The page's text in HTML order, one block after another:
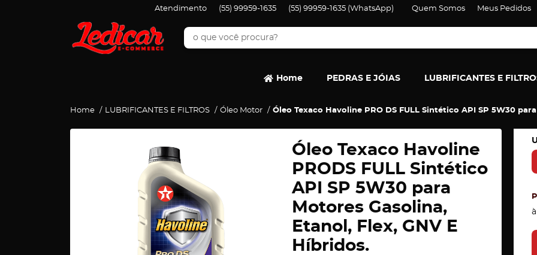
Quem Somos Meus Pedidos
Atendimento (55) 99959-1635 (55) 99959-1635 (WhatsApp)
Home PEDRAS E JÓIAS LUBRIFICANTES E
Home LUBRIFICANTES E FILTROS Óleo Motor Óleo Texaco Havoline PRO DS FULL Sintético API SP 5W30
Óleo Texaco Havoline
PRODS FULL Sintético
API SP 5W30 para
Motores Gasolina,
Etanol, Flex, GNV E
Híbridos.